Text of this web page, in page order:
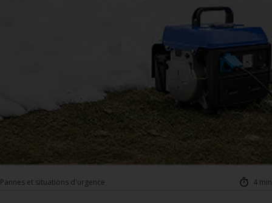
Pannes et situations d'urgence 4 min